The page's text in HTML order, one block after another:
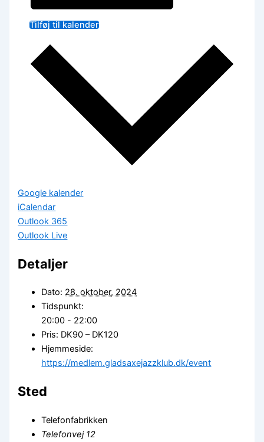
Tilføj til kalender
Google kalender
iCalendar
Outlook 365
Outlook Live
Detaljer
Dato: 28. oktober, 2024
Tidspunkt:
20:00 - 22:00
Pris: DK90 – DK120
Hjemmeside:
https://medlem.gladsaxejazzklub.dk/event
Sted
Telefonfabrikken
Telefonvej 12